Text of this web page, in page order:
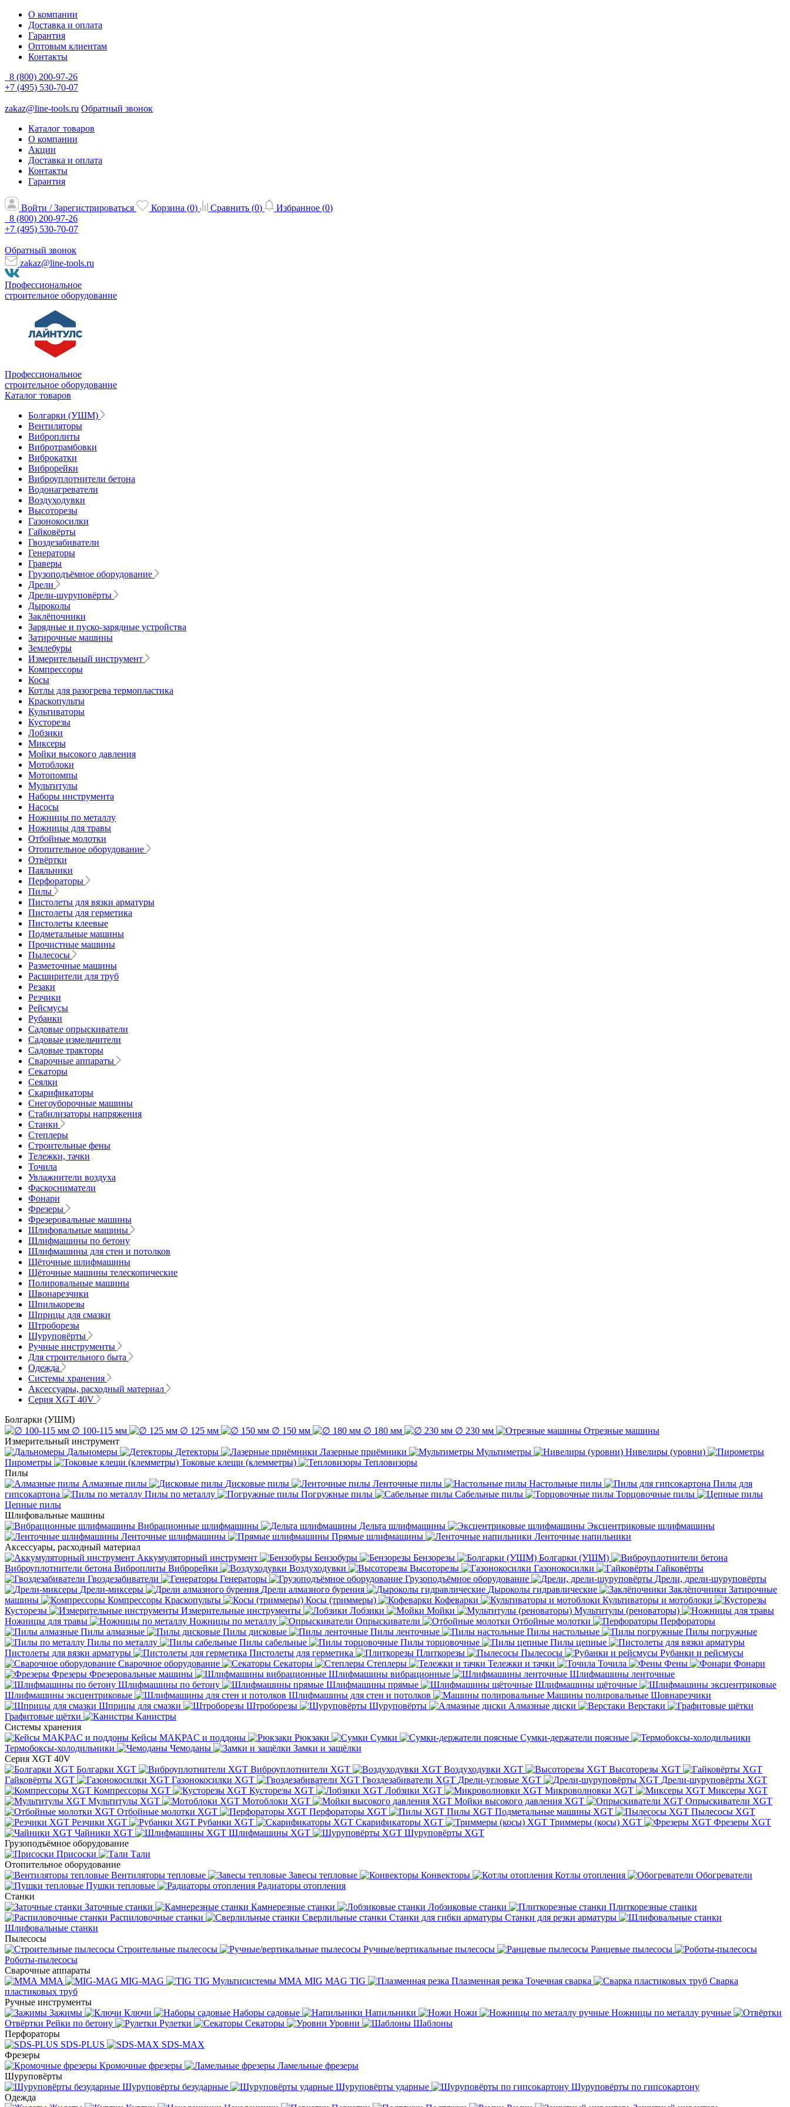
О компании
Доставка и оплата
Гарантия
Оптовым клиентам
Контакты
8 (800) 200-97-26
+7 (495) 530-70-07
zakaz@line-tools.ru Обратный звонок
Каталог товаров
О компании
Акции
Доставка и оплата
Контакты
Гарантия
Войти / Зарегистрироваться Корзина (0) Сравнить (0) Избранное (0)
8 (800) 200-97-26
+7 (495) 530-70-07
Обратный звонок
zakaz@line-tools.ru
Профессиональное
строительное оборудование
Профессиональное
строительное оборудование
Каталог товаров
Болгарки (УШМ)
Вентиляторы
Виброплиты
Вибротрамбовки
Виброкатки
Виброрейки
Виброуплотнители бетона
Водонагреватели
Воздуходувки
Высоторезы
Газонокосилки
Гайковёрты
Гвоздезабиватели
Генераторы
Граверы
Грузоподъёмное оборудование
Дрели
Дрели-шуруповёрты
Дыроколы
Заклёпочники
Зарядные и пуско-зарядные устройства
Затирочные машины
Землебуры
Измерительный инструмент
Компрессоры
Косы
Котлы для разогрева термопластика
Краскопульты
Культиваторы
Кусторезы
Лобзики
Миксеры
Мойки высокого давления
Мотоблоки
Мотопомпы
Мультитулы
Наборы инструмента
Насосы
Ножницы по металлу
Ножницы для травы
Отбойные молотки
Отопительное оборудование
Отвёртки
Паяльники
Перфораторы
Пилы
Пистолеты для вязки арматуры
Пистолеты для герметика
Пистолеты клеевые
Подметальные машины
Прочистные машины
Пылесосы
Разметочные машины
Расширители для труб
Резаки
Резчики
Рейсмусы
Рубанки
Садовые опрыскиватели
Садовые измельчители
Садовые тракторы
Сварочные аппараты
Секаторы
Сеялки
Скарификаторы
Снегоуборочные машины
Стабилизаторы напряжения
Станки
Степлеры
Строительные фены
Тележки, тачки
Точила
Увлажнители воздуха
Фаскосниматели
Фонари
Фрезеры
Фрезеровальные машины
Шлифовальные машины
Шлифмашины по бетону
Шлифмашины для стен и потолков
Щёточные шлифмашины
Щёточные машины телескопические
Полировальные машины
Швонарезчики
Шпилькорезы
Шприцы для смазки
Штроборезы
Шуруповёрты
Ручные инструменты
Для строительного быта
Одежда
Системы хранения
Аксессуары, расходный материал
Серия XGT 40V
Болгарки (УШМ)
∅ 100-115 мм
∅ 125 мм ∅ 150 мм ∅ 180 мм ∅ 230 мм
Отрезные машины
Измерительный инструмент
Дальномеры
Детекторы Лазерные приёмники Мультиметры
Нивелиры (уровни)
Пирометры
Токовые клещи (клемметры)
Тепловизоры
Пилы
Алмазные пилы
Дисковые пилы Ленточные пилы Настольные пилы
Пилы для
гипсокартона
Пилы по металлу Погружные пилы Сабельные пилы
Торцовочные пилы
Цепные пилы
Шлифовальные машины
Вибрационные шлифмашины
Дельта шлифмашины
Эксцентриковые шлифмашины
Ленточные шлифмашины
Прямые шлифмашины
Ленточные напильники
Аксессуары, расходный материал
Аккумуляторный инструмент
Бензобуры Бензорезы
Болгарки (УШМ)
Виброуплотнители бетона Виброплиты Виброрейки Воздуходувки Высоторезы Газонокосилки
Гайковёрты
Гвоздезабиватели
Генераторы Грузоподъёмное оборудование
Дрели, дрели-шуруповёрты
Дрели-миксеры
Дрели алмазного бурения Дыроколы гидравлические Заклёпочники Затирочные
машины
Компрессоры Краскопульты Косы (триммеры) Кофеварки
Культиваторы и мотоблоки
Кусторезы
Измерительные инструменты Лобзики Мойки
Мультитулы (реноваторы)
Ножницы для травы
Ножницы по металлу Опрыскиватели Отбойные молотки
Перфораторы
Пилы алмазные
Пилы дисковые Пилы ленточные Пилы настольные
Пилы погружные
Пилы по металлу
Пилы сабельные Пилы торцовочные
Пилы цепные
Пистолеты для вязки арматуры
Пистолеты для герметика Плиткорезы Пылесосы
Рубанки и рейсмусы
Сварочное оборудование
Секаторы Степлеры Тележки и тачки Точила Фены
Фонари
Фрезеры Фрезеровальные машины Шлифмашины вибрационные
Шлифмашины ленточные
Шлифмашины по бетону
Шлифмашины прямые
Шлифмашины щёточные
Шлифмашины эксцентриковые
Шлифмашины для стен и потолков Машины полировальные Шовнарезчики
Шприцы для смазки
Штроборезы Шуруповёрты Алмазные диски
Верстаки
Графитовые щётки
Канистры
Системы хранения
Кейсы MAKPAC и поддоны
Рюкзаки Сумки
Сумки-держатели поясные
Термобоксы-холодильники
Чемоданы
Замки и защёлки
Серия XGT 40V
Болгарки XGT
Виброуплотнители XGT Воздуходувки XGT
Высоторезы XGT
Гайковёрты XGT
Газонокосилки XGT Гвоздезабиватели XGT Дрели-угловые XGT
Дрели-шуруповёрты XGT
Компрессоры XGT
Кусторезы XGT Лобзики XGT Микроволновки XGT
Миксеры XGT
Мультитулы XGT
Мотоблоки XGT Мойки высокого давления XGT
Опрыскиватели XGT
Отбойные молотки XGT
Перфораторы XGT Пилы XGT Подметальные машины XGT
Пылесосы XGT
Резчики XGT
Рубанки XGT Скарификаторы XGT Триммеры (косы) XGT
Фрезеры XGT
Чайники XGT
Шлифмашины XGT
Шуруповёрты XGT
Грузоподъёмное оборудование
Присоски
Тали
Отопительное оборудование
Вентиляторы тепловые
Завесы тепловые Конвекторы Котлы отопления
Обогреватели
Пушки тепловые
Радиаторы отопления
Станки
Заточные станки
Камнерезные станки Лобзиковые станки
Плиткорезные станки
Распиловочные станки
Сверлильные станки Станки для гибки арматуры Станки для резки арматуры
Шлифовальные станки
Пылесосы
Строительные пылесосы
Ручные/вертикальные пылесосы
Ранцевые пылесосы
Роботы-пылесосы
Сварочные аппараты
MMA
MIG-MAG TIG Мультисистемы ММА MIG MAG TIG Плазменная резка Точечная сварка
Cварка
пластиковых труб
Ручные инструменты
Зажимы
Ключи Наборы садовые Напильники Ножи
Ножницы по металлу ручные
Отвёртки Рейки по бетону Рулетки Секаторы Уровни
Шаблоны
Перфораторы
SDS-PLUS
SDS-MAX
Фрезеры
Кромочные фрезеры
Ламельные фрезеры
Шуруповёрты
Шуруповёрты безударные
Шуруповёрты ударные
Шуруповёрты по гипсокартону
Одежда